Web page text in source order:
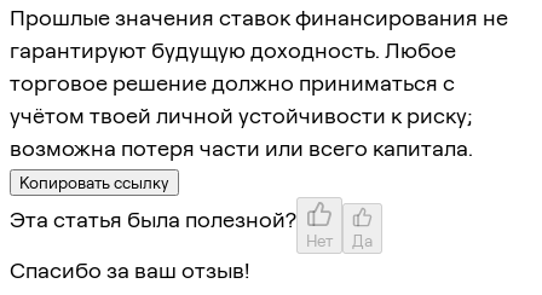
Прошлые значения ставок финансирования не
гарантируют будущую доходность. Любое
торговое решение должно приниматься с
учётом твоей личной устойчивости к риску;
возможна потеря части или всего капитала.
Копировать ссылку
Эта статья была полезной?
Нет Да
Спасибо за ваш отзыв!